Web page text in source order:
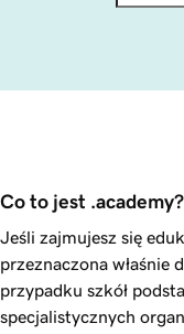
Co to jest .academy?
Jeśli zajmujesz się
przeznaczona właśnie
przypadku szkół
specjalistycznych